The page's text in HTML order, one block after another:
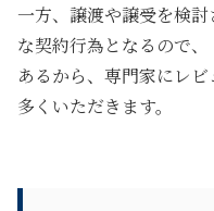
一方、譲渡や譲受を検
な契約行為となるので
あるから、専門家にレ
多くいただきます。